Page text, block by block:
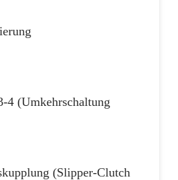
4 (Umkehrschaltung
(Slipper-Clutch